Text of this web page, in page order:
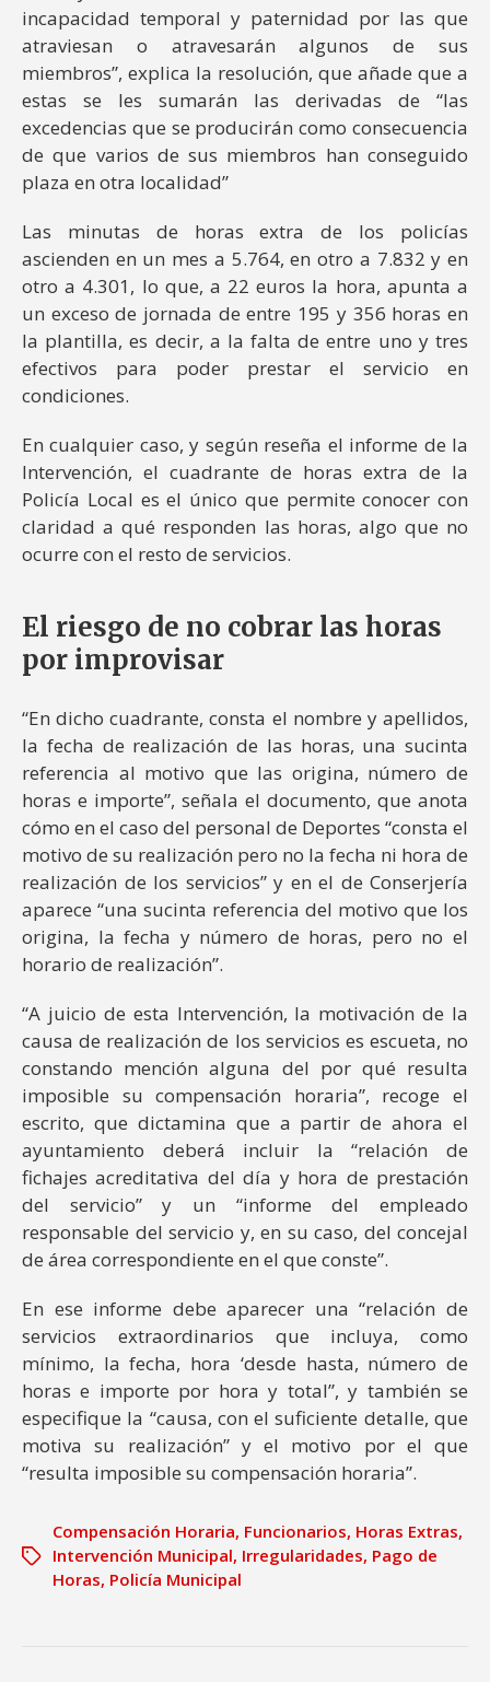
incapacidad temporal y paternidad por las que
atraviesan o atravesarán algunos de sus
miembros”, explica la resolución, que añade que a
estas se les sumarán las derivadas de “las
excedencias que se producirán como consecuencia
de que varios de sus miembros han conseguido
plaza en otra localidad”
Las minutas de horas extra de los policías
ascienden en un mes a 5.764, en otro a 7.832 y en
otro a 4.301, lo que, a 22 euros la hora, apunta a
un exceso de jornada de entre 195 y 356 horas en
la plantilla, es decir, a la falta de entre uno y tres
efectivos para poder prestar el servicio en
condiciones.
En cualquier caso, y según reseña el informe de la
Intervención, el cuadrante de horas extra de la
Policía Local es el único que permite conocer con
claridad a qué responden las horas, algo que no
ocurre con el resto de servicios.
El riesgo de no cobrar las horas
por improvisar
“En dicho cuadrante, consta el nombre y apellidos,
la fecha de realización de las horas, una sucinta
referencia al motivo que las origina, número de
horas e importe”, señala el documento, que anota
cómo en el caso del personal de Deportes “consta el
motivo de su realización pero no la fecha ni hora de
realización de los servicios” y en el de Conserjería
aparece “una sucinta referencia del motivo que los
origina, la fecha y número de horas, pero no el
horario de realización”.
“A juicio de esta Intervención, la motivación de la
causa de realización de los servicios es escueta, no
constando mención alguna del por qué resulta
imposible su compensación horaria”, recoge el
escrito, que dictamina que a partir de ahora el
ayuntamiento deberá incluir la “relación de
fichajes acreditativa del día y hora de prestación
del servicio” y un “informe del empleado
responsable del servicio y, en su caso, del concejal
de área correspondiente en el que conste”.
En ese informe debe aparecer una “relación de
servicios extraordinarios que incluya, como
mínimo, la fecha, hora ‘desde hasta, número de
horas e importe por hora y total”, y también se
especifique la “causa, con el suficiente detalle, que
motiva su realización” y el motivo por el que
“resulta imposible su compensación horaria”.
Compensación Horaria, Funcionarios, Horas Extras,
Intervención Municipal, Irregularidades, Pago de
Horas, Policía Municipal